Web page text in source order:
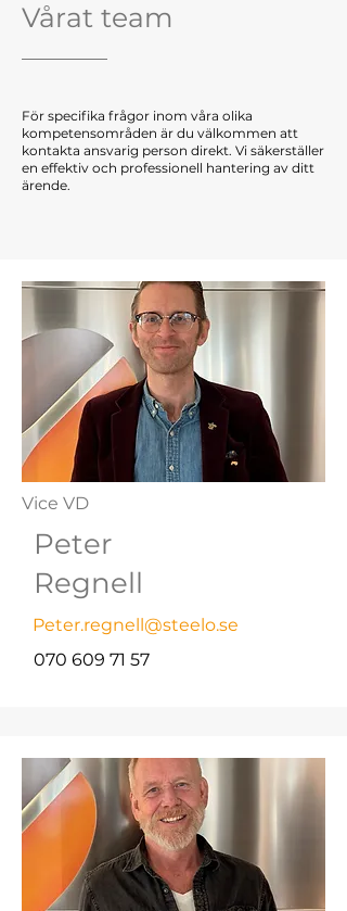
Vårat team
För specifika frågor inom våra olika
kompetensområden är du välkommen att
kontakta ansvarig person direkt. Vi säkerställer
en effektiv och professionell hantering av ditt
ärende.
Vice VD
Peter
Regnell
Peter.regnell@steelo.se
070 609 71 57